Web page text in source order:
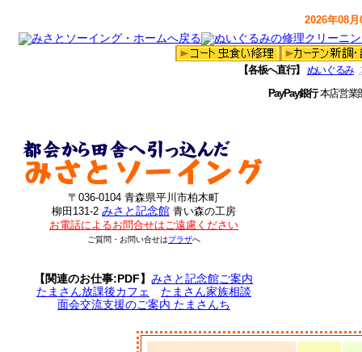
2026年08
【各板へ直行】 ぬいぐるみ
PayPay銀行本店営
〒036-0104 青森県平川市柏木町
柳田131-2 みさと記念館 青い森の工房
お電話によるお問合せはご遠慮ください
ご質問・お問い合せはプラザへ
【関連のお仕事:PDF】みさと記念館ご案内
たまさん放課後カフェ
たまさん家族相談
面会交流支援のご案内 たまさんち